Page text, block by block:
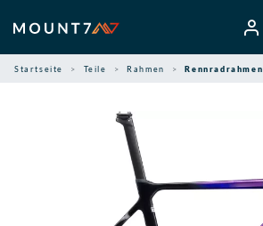
Inhalt
springen
Startseite Teile Rahmen Rennradrahmen